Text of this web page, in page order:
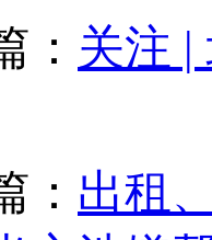
： 关注 |
： 出租